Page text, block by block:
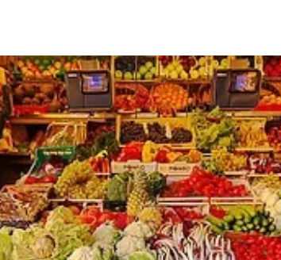
firme”
ATTUALITÀ
da Torino al Pam di Alessandria: “Ci vogliono
il sindaco esplode: “Comunicazione vergognosa,